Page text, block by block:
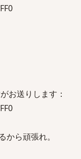
お送りします：
ら頑張れ。